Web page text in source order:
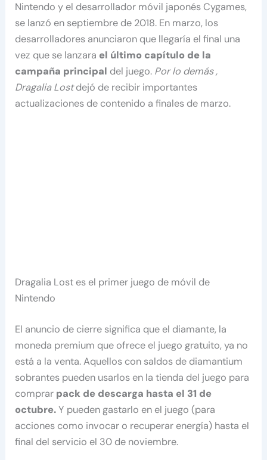
Nintendo y el desarrollador móvil japonés Cygames,
se lanzó en septiembre de 2018. En marzo, los
desarrolladores anunciaron que llegaría el final una
vez que se lanzara el último capítulo de la
campaña principal del juego. Por lo demás ,
Dragalia Lostdejó de recibir importantes
actualizaciones de contenido a finales de marzo.
Dragalia Lost es el primer juego de móvil de
Nintendo
El anuncio de cierre significa que el diamante, la
moneda premium que ofrece el juego gratuito, ya no
está a la venta. Aquellos con saldos de diamantium
sobrantes pueden usarlos en la tienda del juego para
comprar pack de descarga hasta el 31 de
octubre.Y pueden gastarlo en el juego (para
acciones como invocar o recuperar energía) hasta el
final del servicio el 30 de noviembre.